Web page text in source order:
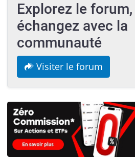
Explorez le
échangez avec la
communauté
Visiter le forum